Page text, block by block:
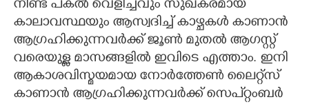
നീണ്ട പകൽ വെളിച്ചവും സുഖകരമായ
കാലാവസ്ഥയും ആസ്വദിച്ച് കാഴ്ചകൾ കാണാൻ
ആഗ്രഹിക്കുന്നവർക്ക് ജൂൺ മുതൽ ആഗസ്റ്റ്
വരെയുള്ള മാസങ്ങളിൽ ഇവിടെ എത്താം. ഇനി
ആകാശവിസ്മയമായ നോർത്തേൺ ലൈറ്റ്സ്
കാണാൻ ആഗ്രഹിക്കുന്നവർക്ക് സെപ്റ്റംബർ